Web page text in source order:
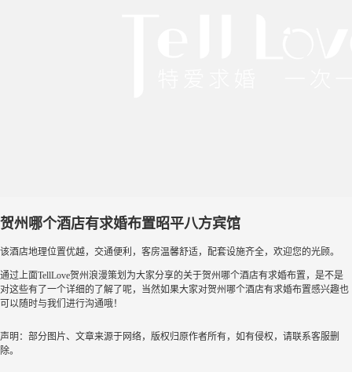
贺州哪个酒店有求婚布置昭平八方宾馆
该酒店地理位置优越，交通便利，客房温馨舒适，配套设施齐全，欢迎您的光顾。
通过上面TellLove贺州浪漫策划为大家分享的关于贺州哪个酒店有求婚布置，是不是
对这些有了一个详细的了解了呢，当然如果大家对贺州哪个酒店有求婚布置感兴趣也
可以随时与我们进行沟通哦！
声明：部分图片、文章来源于网络，版权归原作者所有，如有侵权，请联系客服删
除。